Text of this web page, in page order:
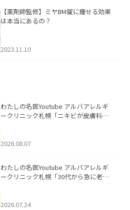
【薬剤師監修】ミヤBM錠に痩せる効果
は本当にあるの？
2023.11.10
わたしの名医Youtube アルバアレルギ
ークリニック札幌「ニキビが皮膚科で
ました。
2026.08.07
わたしの名医Youtube アルバアレルギ
ークリニック札幌「30代から急に老け
た。
2026.07.24